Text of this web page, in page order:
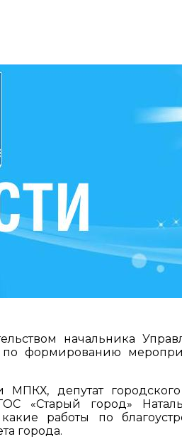
начальника
по формированию
депутат
«Старый город»
работы по
города.